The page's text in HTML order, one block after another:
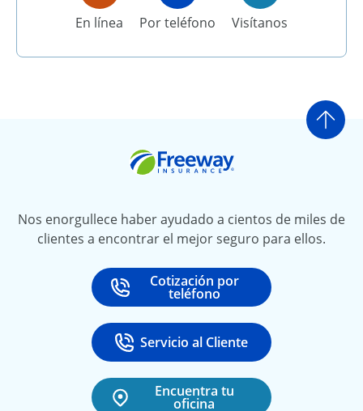
En línea Por teléfono Visítanos
Ir
Nos enorgullece haber ayudado a cientos de miles de
clientes a encontrar el mejor seguro para ellos.
Call
Cotización por
teléfono
at
Call
Servicio al Cliente
at 888-531-6720
Encuentra tu
oficina